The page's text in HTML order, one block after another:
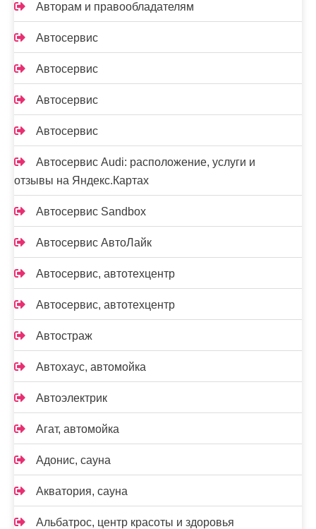
Авторам и правообладателям
Автосервис
Автосервис
Автосервис
Автосервис
Автосервис Audi: расположение, услуги и
отзывы на Яндекс.Картах
Автосервис Sandbox
Автосервис АвтоЛайк
Автосервис, автотехцентр
Автосервис, автотехцентр
Автостраж
Автохаус, автомойка
Автоэлектрик
Агат, автомойка
Адонис, сауна
Акватория, сауна
Альбатрос, центр красоты и здоровья